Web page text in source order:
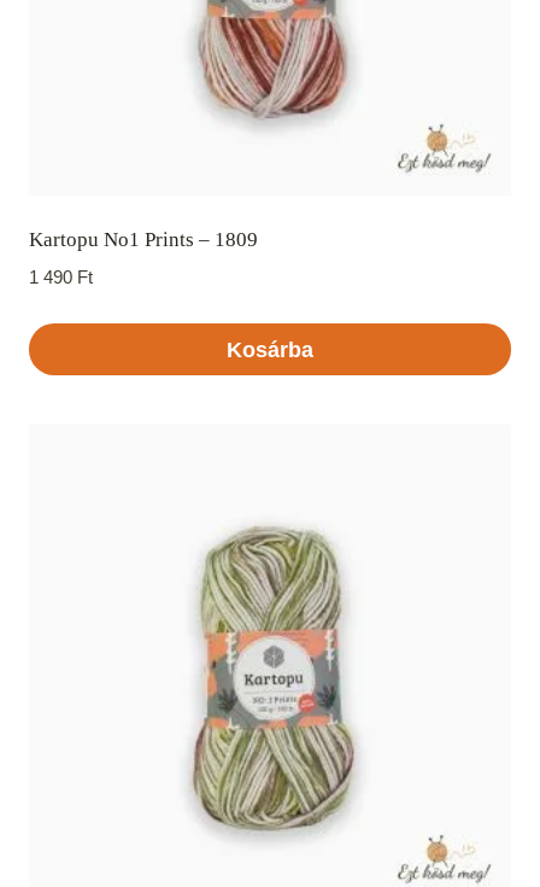
Kartopu No1 Prints – 1809
1 490 Ft
Kosárba